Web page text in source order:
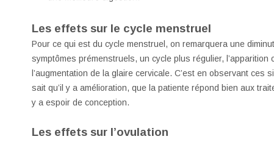
Les effets sur le cycle menstruel
Pour ce qui est du cycle menstruel, on remarquera une
symptômes prémenstruels, un cycle plus régulier, l’apparition
l’augmentation de la glaire cervicale. C’est en observant ces
sait qu’il y a amélioration, que la patiente répond bien aux
y a espoir de conception.
Les effets sur l’ovulation